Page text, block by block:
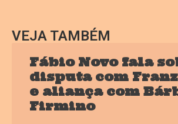
VEJA TAMBÉM
Fábio Novo fala
disputa com
e aliança com
Firmino